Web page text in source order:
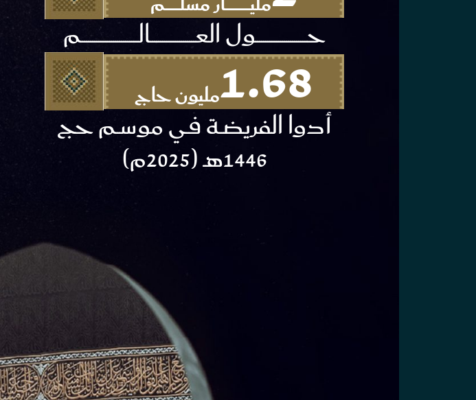
حـــــــــــــــــــــــــول العــــــــــــــــــــــالــــــــــــــــــــــــــــم
1.68مليون حاج
أدوا الفريضــة فــي موســم حج
1446هـ (2025م)